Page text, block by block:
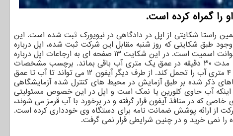
را گمراه کرده است.
راستا شکایتی از اپل در دادگاهی در نیویورک ثبت شده است. این
طبق شکایتی که روز شنبه مقابل این شرکت ثبت شده، اپل درباره
قابلیت مقاومت سخت افزارش در مقابل آب غلو کرده است. شاکی این پرونده که در گروه شکایات دسته جمعی ثبت شده، فردی به نام آنتوانت اسمیت است. در این شکایت ۱۳ صفحه ای به ارجاعات اپل درباره
مقاومت دستگاه هایش در مقابل آب اشاره شده است. بعنوان مثال ادعا می شد آیفون ۷ مجهز به گواهینامه IP۶۷ است و می تواند به مدت ۳۰ دقیقه در عمق یک متری آب باقی بماند. برچسب مشخصات
آیفون ۱۱ و پرو مکس به گواهینامه IP۶۸ اشاره دارند. دستگاهی با این گواهینامه می تواند بدون هیچ صدمه ای به مدت ۳۰ دقیقه تا عمق ۴ متری آب را تحمل کند. از طرف دیگر آیفون ۱۲ می تواند تا آب تا عمق
شده مطابقت ندارد. برای اینکه ادعاهای ذکر شده بر طبق آزمایش در محیط های کنترل شده آزمایشگاهی
اینکه آب حاوی کلورین یا نمک است و اپل در این خصوص مسئولیتی
که در منافذ آیفون قرار گرفته و در برخورد با آب قرمز می شوند،
آیفون ۸ وی در معرض آب قرار گرفته بود. اما این شرکت از ارائه پوشش ضمانت نامه برای دستگاه وی خودداری کرده است.
نمی خرید و در چنین شرایطی قرار نمی گرفت.